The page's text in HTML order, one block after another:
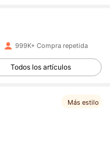
999K+ Compra repetida
Todos los artículos
Más estilo